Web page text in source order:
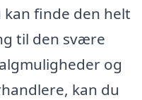
finde den helt
til den svære
og
kan du